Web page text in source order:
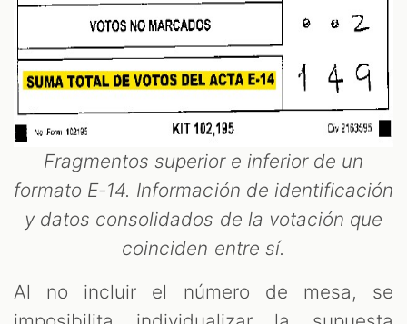
Fragmentos superior e inferior de un
formato E-14. Información de identificación
y datos consolidados de la votación que
coinciden entre sí.
Al no incluir el número de mesa, se